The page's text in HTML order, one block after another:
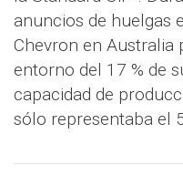
anuncios de huelgas
Chevron en Australia
entorno del 17 % de
capacidad de
sólo representaba el